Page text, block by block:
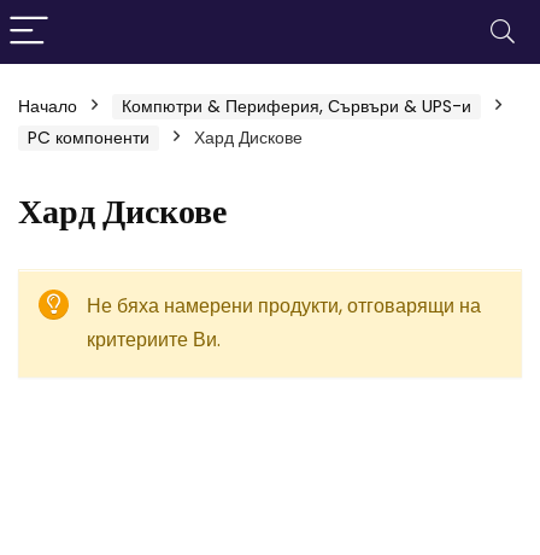
Начало
Компютри & Периферия, Сървъри & UPS-и
PC компоненти
Хард Дискове
Хард Дискове
Не бяха намерени продукти, отговарящи на
критериите Ви.